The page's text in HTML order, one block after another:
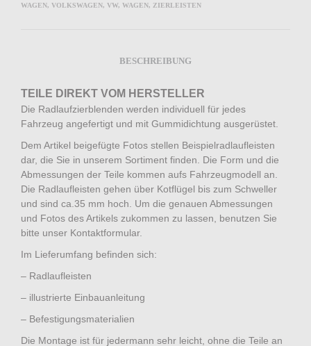
WAGEN, VOLKSWAGEN, VW, WAGEN, ZIERLEISTEN
BESCHREIBUNG
TEILE DIREKT VOM HERSTELLER
Die Radlaufzierblenden werden individuell für jedes
Fahrzeug angefertigt und mit Gummidichtung ausgerüstet.
Dem Artikel beigefügte Fotos stellen Beispielradlaufleisten
dar, die Sie in unserem Sortiment finden. Die Form und die
Abmessungen der Teile kommen aufs Fahrzeugmodell an.
Die Radlaufleisten gehen über Kotflügel bis zum Schweller
und sind ca.35 mm hoch. Um die genauen Abmessungen
und Fotos des Artikels zukommen zu lassen, benutzen Sie
bitte unser Kontaktformular.
Im Lieferumfang befinden sich:
– Radlaufleisten
– illustrierte Einbauanleitung
– Befestigungsmaterialien
Die Montage ist für jedermann sehr leicht, ohne die Teile an